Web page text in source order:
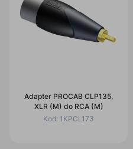
Adapter PROCAB CLP135,
XLR (M) do RCA (M)
Kod: 1KPCL173